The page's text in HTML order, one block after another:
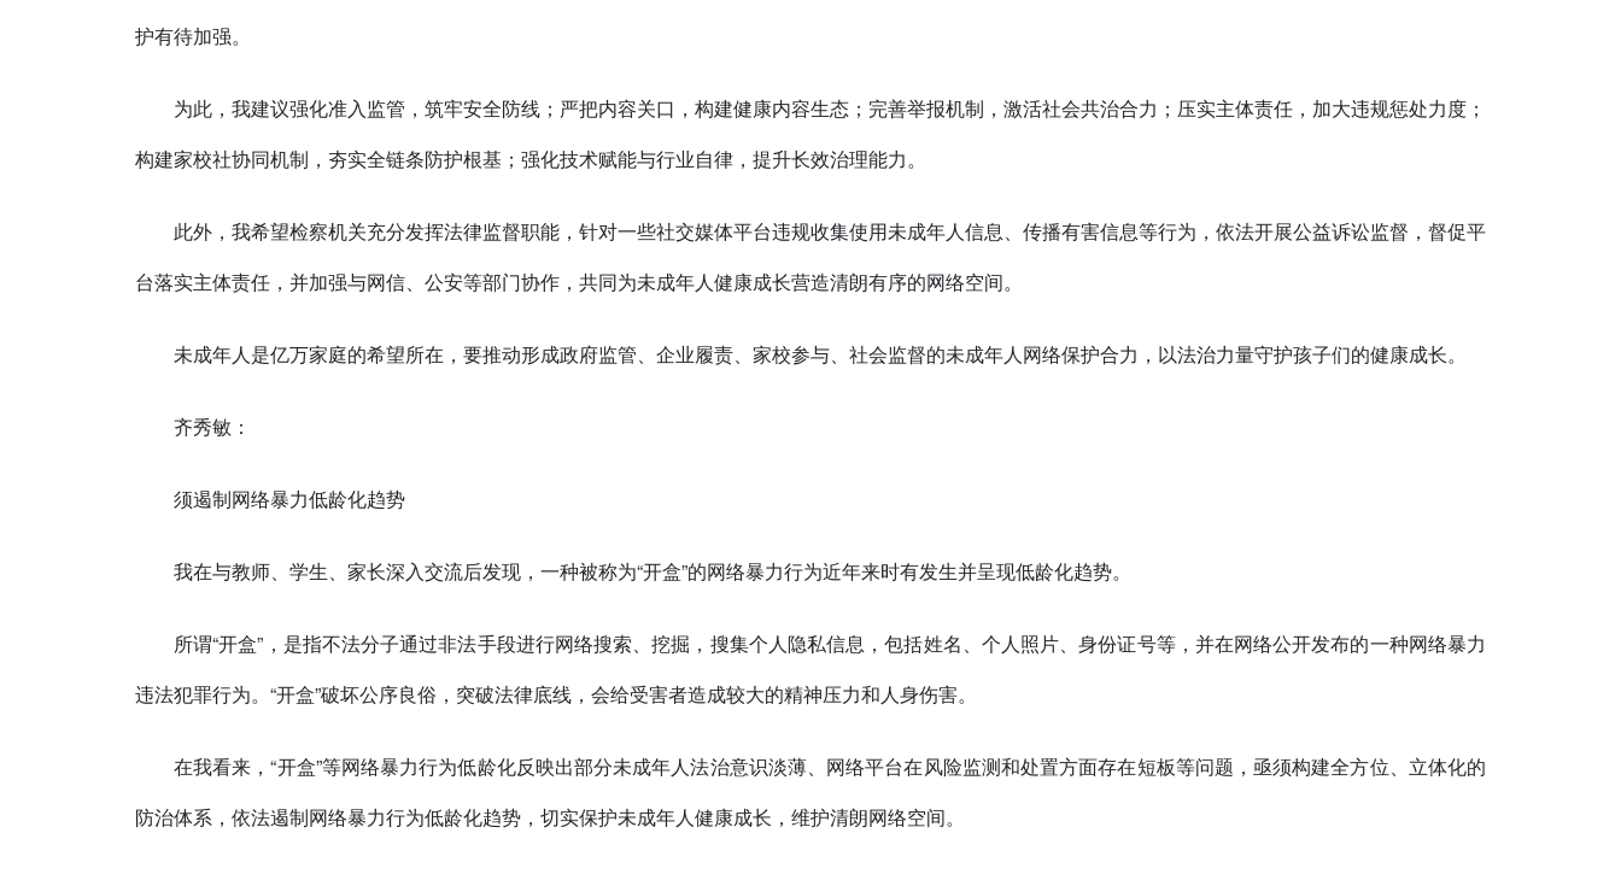
护有待加强。
为此，我建议强化准入监管，筑牢安全防线；严把内容关口，构建健康内容生态；完善举报机制，激活社会共治合力；压实主体责任，加大违规惩处力度；
构建家校社协同机制，夯实全链条防护根基；强化技术赋能与行业自律，提升长效治理能力。
此外，我希望检察机关充分发挥法律监督职能，针对一些社交媒体平台违规收集使用未成年人信息、传播有害信息等行为，依法开展公益诉讼监督，督促平
台落实主体责任，并加强与网信、公安等部门协作，共同为未成年人健康成长营造清朗有序的网络空间。
未成年人是亿万家庭的希望所在，要推动形成政府监管、企业履责、家校参与、社会监督的未成年人网络保护合力，以法治力量守护孩子们的健康成长。
齐秀敏：
须遏制网络暴力低龄化趋势
我在与教师、学生、家长深入交流后发现，一种被称为“开盒”的网络暴力行为近年来时有发生并呈现低龄化趋势。
所谓“开盒”，是指不法分子通过非法手段进行网络搜索、挖掘，搜集个人隐私信息，包括姓名、个人照片、身份证号等，并在网络公开发布的一种网络暴力
违法犯罪行为。“开盒”破坏公序良俗，突破法律底线，会给受害者造成较大的精神压力和人身伤害。
在我看来，“开盒”等网络暴力行为低龄化反映出部分未成年人法治意识淡薄、网络平台在风险监测和处置方面存在短板等问题，亟须构建全方位、立体化的
防治体系，依法遏制网络暴力行为低龄化趋势，切实保护未成年人健康成长，维护清朗网络空间。